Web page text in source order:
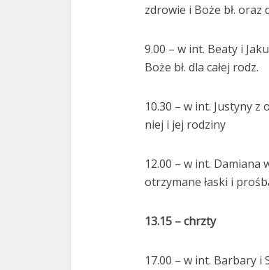
zdrowie i Boże bł. oraz
9.00 – w int. Beaty i
Boże bł. dla całej rodz.
10.30 – w int. Justyny
niej i jej rodziny
12.00 – w int. Damiana
otrzymane łaski i
13.15 – chrzty
17.00 – w int. Barbary i